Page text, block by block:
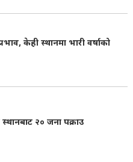
केही स्थानमा भारी वर्षाको
२० जना पक्राउ